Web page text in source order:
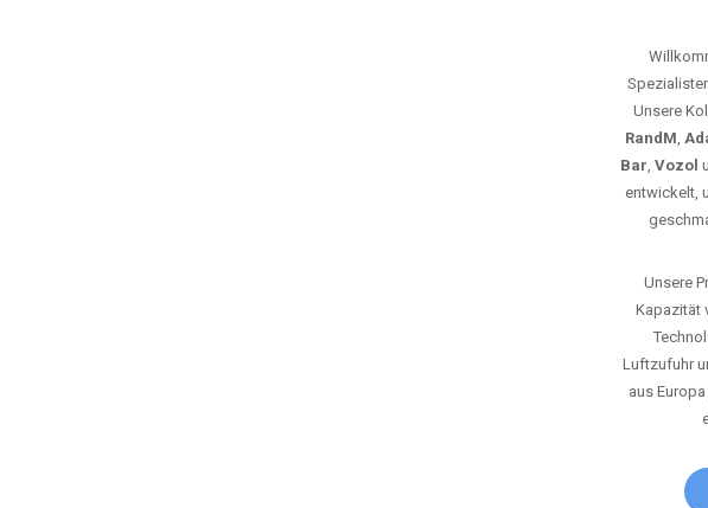
Unsere
RandM,
Bar, Vozol
entwickelt,
Unsere
Kapazität
Luftzufuhr
aus